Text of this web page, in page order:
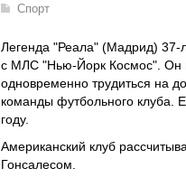
Спорт
Легенда "Реала" (Мадрид) 37-
с МЛС "Нью-Йорк Космос". Он
одновременно трудиться на
команды футбольного клуба.
году.
Американский клуб
Гонсалесом.